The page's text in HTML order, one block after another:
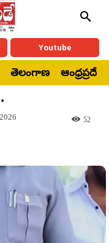
Youtube
తెలంగాణ ఆంధ్రప్రదేశ్
52